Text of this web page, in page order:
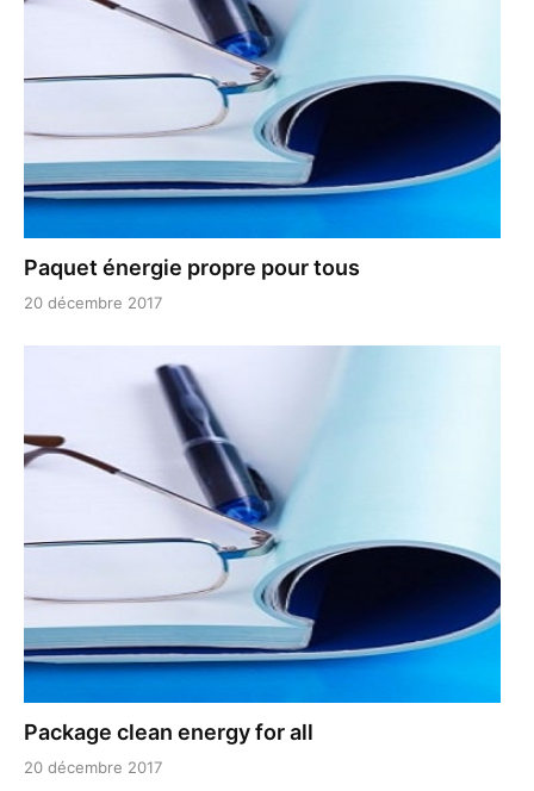
Paquet énergie propre pour tous
20 décembre 2017
Package clean energy for all
20 décembre 2017